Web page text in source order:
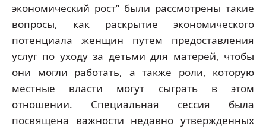
экономический рост” были рассмотрены такие
вопросы, как раскрытие экономического
потенциала женщин путем предоставления
услуг по уходу за детьми для матерей, чтобы
они могли работать, а также роли, которую
местные власти могут сыграть в этом
отношении. Специальная сессия была
посвящена важности недавно утвержденных